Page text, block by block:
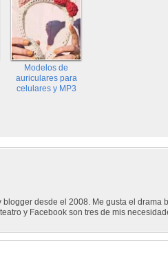
Modelos de
auriculares para
celulares y MP3
blogger desde el 2008. Me gusta el drama
y Facebook son tres de mis